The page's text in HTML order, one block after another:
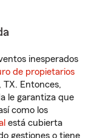
inesperados
de propietarios
TX. Entonces,
le garantiza que
como los
está cubierta
gestiones o tiene